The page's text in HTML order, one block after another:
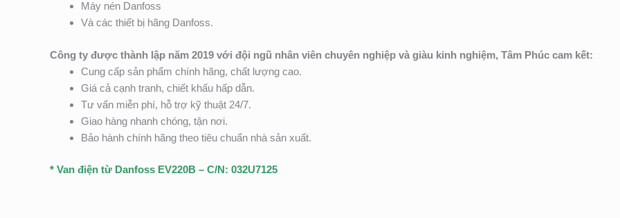
Máy nén Danfoss
Và các thiết bị hãng Danfoss.
Công ty được thành lập năm 2019 với đội ngũ nhân viên chuyên nghiệp và giàu kinh nghiệm, Tâm Phúc cam kết:
Cung cấp sản phẩm chính hãng, chất lượng cao.
Giá cả cạnh tranh, chiết khấu hấp dẫn.
Tư vấn miễn phí, hỗ trợ kỹ thuật 24/7.
Giao hàng nhanh chóng, tận nơi.
Bảo hành chính hãng theo tiêu chuẩn nhà sản xuất.
* Van điện từ Danfoss EV220B – C/N: 032U7125